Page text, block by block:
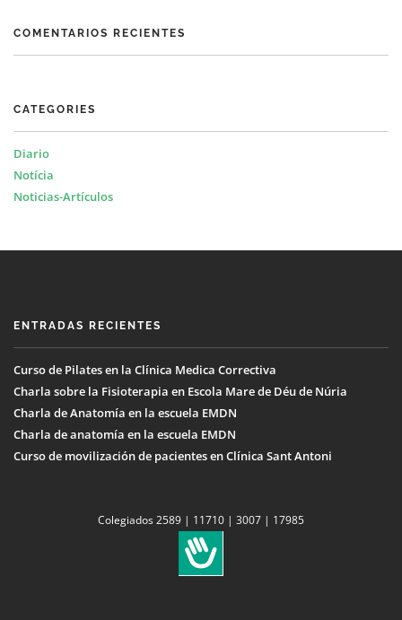
COMENTARIOS RECIENTES
CATEGORIES
Diario
Notícia
Noticias-Artículos
ENTRADAS RECIENTES
Curso de Pilates en la Clínica Medica Correctiva
Charla sobre la Fisioterapia en Escola Mare de Déu de Núria
Charla de Anatomía en la escuela EMDN
Charla de anatomía en la escuela EMDN
Curso de movilización de pacientes en Clínica Sant Antoni
Colegiados 2589 | 11710 | 3007 | 17985